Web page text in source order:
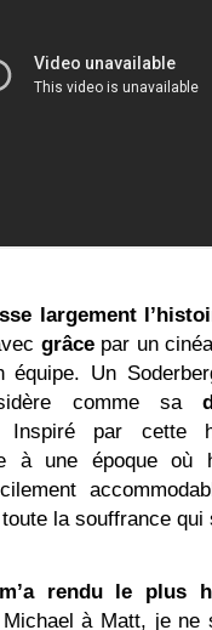
largement
grâcepar un
Un
comme sa
par cette
à une époque où
la souffrance qui
rendu le plus
à Matt, je